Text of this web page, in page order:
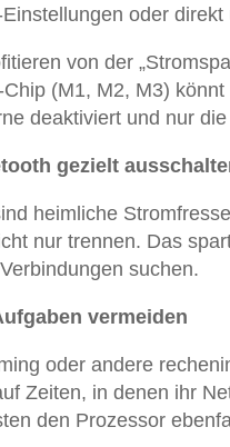
oder
von der
(M1, M2, M3)
deaktiviert und nur
gezielt
heimliche
nur trennen. Das
suchen.
vermeiden
oder andere
Zeiten, in denen ihr
den Prozessor